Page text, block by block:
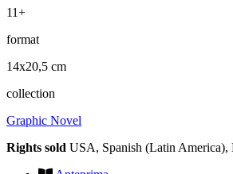
11+
format
14x20,5 cm
collection
Graphic Novel
Rights sold USA, Spanish (Latin America),